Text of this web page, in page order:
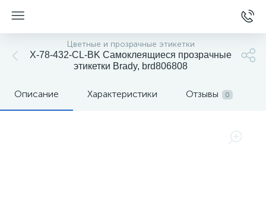
Цветные и прозрачные этикетки
X-78-432-CL-BK Самоклеящиеся прозрачные
этикетки Brady, brd806808
Описание Характеристики Отзывы 0